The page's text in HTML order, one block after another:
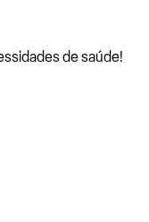
de saúde!